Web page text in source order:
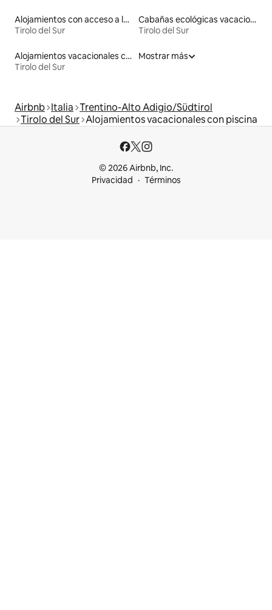
Alojamientos con acceso a la playa
Tirolo del Sur
Cabañas ecológicas vacacionales
Tirolo del Sur
Alojamientos vacacionales con entrada y salida de pistas de esquí
Tirolo del Sur
Mostrar más
Airbnb Italia Trentino-Alto Adigio/Südtirol
Tirolo del Sur Alojamientos vacacionales con piscina
© 2026 Airbnb, Inc.
Privacidad
Términos